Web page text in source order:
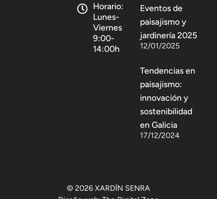
Horario:
Lunes-
Viernes
9:00-
14:00h
Eventos de
paisajismo y
jardinería 2025
12/01/2025
Tendencias en
paisajismo:
innovación y
sostenibilidad
en Galicia
17/12/2024
© 2026 XARDÍN SENRA